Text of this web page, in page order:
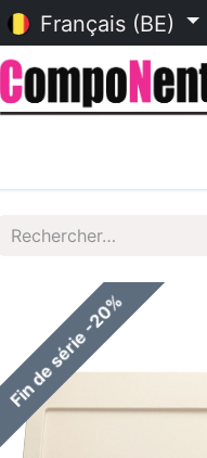
Français (BE)
Fin de série -20%